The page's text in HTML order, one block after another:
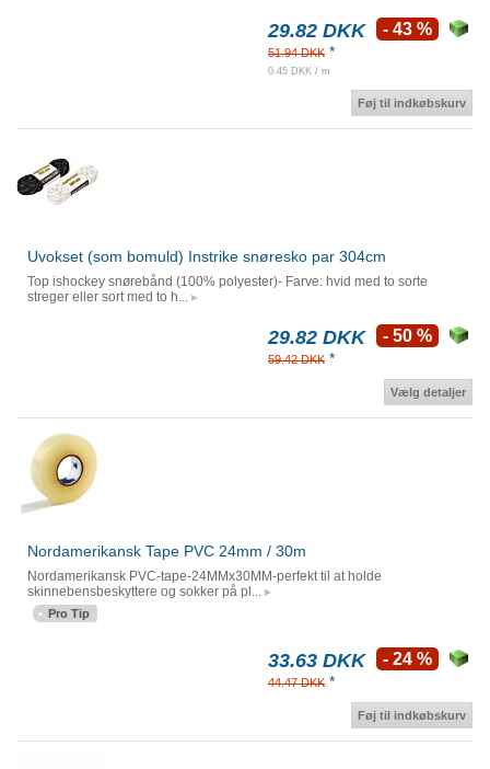
29.82 DKK
51.94 DKK *
0.45 DKK / m
- 43 %
Føj til indkøbskurv
Uvokset (som bomuld) Instrike snøresko par 304cm
Top ishockey snørebånd (100% polyester)- Farve: hvid med to sorte
streger eller sort med to h...
29.82 DKK
59.42 DKK *
- 50 %
Vælg detaljer
Nordamerikansk Tape PVC 24mm / 30m
Nordamerikansk PVC-tape-24MMx30MM-perfekt til at holde
skinnebensbeskyttere og sokker på pl...
Pro Tip
33.63 DKK
44.47 DKK *
- 24 %
Føj til indkøbskurv